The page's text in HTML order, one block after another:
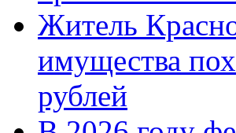
Житель
имущества
рублей